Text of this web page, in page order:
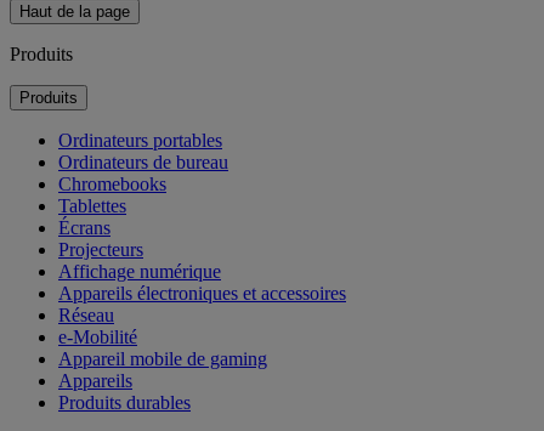
Haut de la page
Produits
Produits
Ordinateurs portables
Ordinateurs de bureau
Chromebooks
Tablettes
Écrans
Projecteurs
Affichage numérique
Appareils électroniques et accessoires
Réseau
e-Mobilité
Appareil mobile de gaming
Appareils
Produits durables